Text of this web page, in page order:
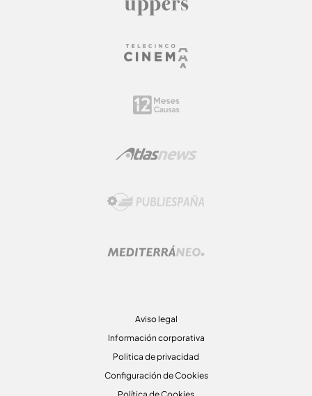
Aviso legal
Información corporativa
Politica de privacidad
Configuración de Cookies